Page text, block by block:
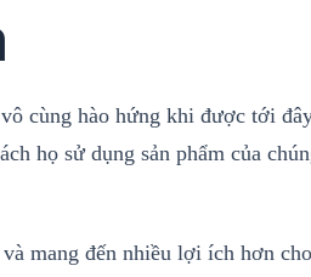
cùng hào hứng khi được tới
họ sử dụng sản phẩm của
mang đến nhiều lợi ích hơn